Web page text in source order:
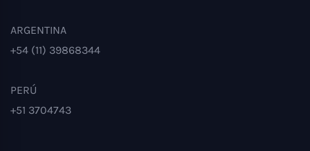
ARGENTINA
+54 (11) 39868344
PERÚ
+51 3704743